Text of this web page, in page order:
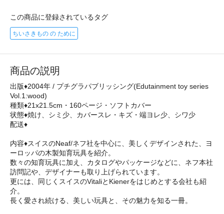
この商品に登録されているタグ
ちいさきもの の ために
商品の説明
出版♦2004年 / プチグラパブリッシング(Edutainment toy series
Vol.1:wood)
種類♦21x21.5cm・160ページ・ソフトカバー
状態♦焼け、シミ少、カバースレ・キズ・端ヨレ少、シワ少
配送♦
内容♦スイスのNeaf/ネフ社を中心に、美しくデザインされた、ヨ
ーロッパの木製知育玩具を紹介。
数々の知育玩具に加え、カタログやパッケージなどに、ネフ本社
訪問記や、デザイナーも取り上げられています。
更には、同じくスイスのVitaliとKienerをはじめとする会社も紹
介。
長く愛され続ける、美しい玩具と、その魅力を知る一冊。